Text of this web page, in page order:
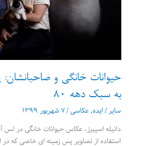
حیوانات خانگی و صاحبانشان:
به سبک دهه 80
سایر /ایده, عکاسی/۷ شهریور ۱۳۹۹
دانیله اسپیرز، عکاس حیوانات خانگی در لس
استفاده از تصاویر پس زمینه ای خاصی که در